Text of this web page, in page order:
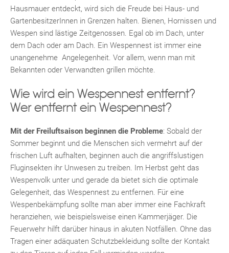
Hausmauer entdeckt, wird sich die Freude bei Haus- und
GartenbesitzerInnen in Grenzen halten. Bienen, Hornissen und
Wespen sind lästige Zeitgenossen. Egal ob im Dach, unter
dem Dach oder am Dach. Ein Wespennest ist immer eine
unangenehme Angelegenheit. Vor allem, wenn man mit
Bekannten oder Verwandten grillen möchte.
Wie wird ein Wespennest entfernt?
Wer entfernt ein Wespennest?
Mit der Freiluftsaison beginnen die Probleme: Sobald der
Sommer beginnt und die Menschen sich vermehrt auf der
frischen Luft aufhalten, beginnen auch die angriffslustigen
Fluginsekten ihr Unwesen zu treiben. Im Herbst geht das
Wespenvolk unter und gerade da bietet sich die optimale
Gelegenheit, das Wespennest zu entfernen. Für eine
Wespenbekämpfung sollte man aber immer eine Fachkraft
heranziehen, wie beispielsweise einen Kammerjäger. Die
Feuerwehr hilft darüber hinaus in akuten Notfällen. Ohne das
Tragen einer adäquaten Schutzbekleidung sollte der Kontakt